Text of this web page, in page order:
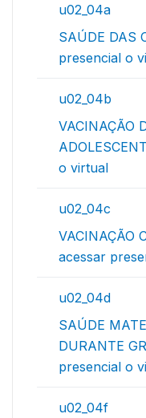
u02_04a
SAÚDE DAS
presencial o
u02_04b
VACINAÇÃO
o virtual
u02_04c
VACINAÇÃO
acessar
u02_04d
SAÚDE
DURANTE
presencial o
u02_04f